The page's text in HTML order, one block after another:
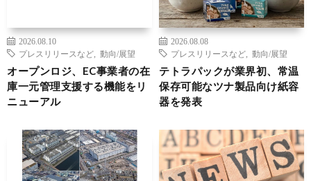
2026.08.10
プレスリリースなど
動向/展望
オープンロジ、EC事業者の在
庫一元管理支援する機能をリ
ニューアル
2026.08.08
プレスリリースなど
動向/展望
テトラパックが業界初、常温
保存可能なツナ製品向け紙容
器を発表